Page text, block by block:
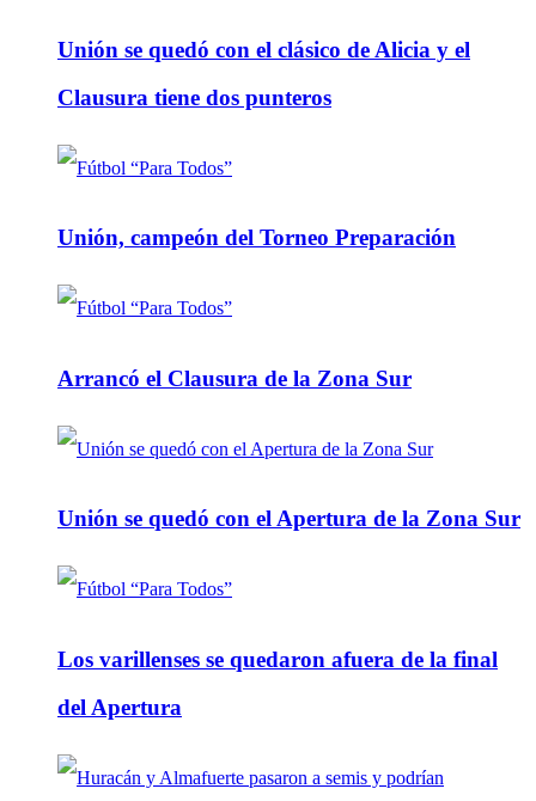
Unión se quedó con el clásico de Alicia y el
Clausura tiene dos punteros
Unión, campeón del Torneo Preparación
Arrancó el Clausura de la Zona Sur
Unión se quedó con el Apertura de la Zona Sur
Los varillenses se quedaron afuera de la final
del Apertura